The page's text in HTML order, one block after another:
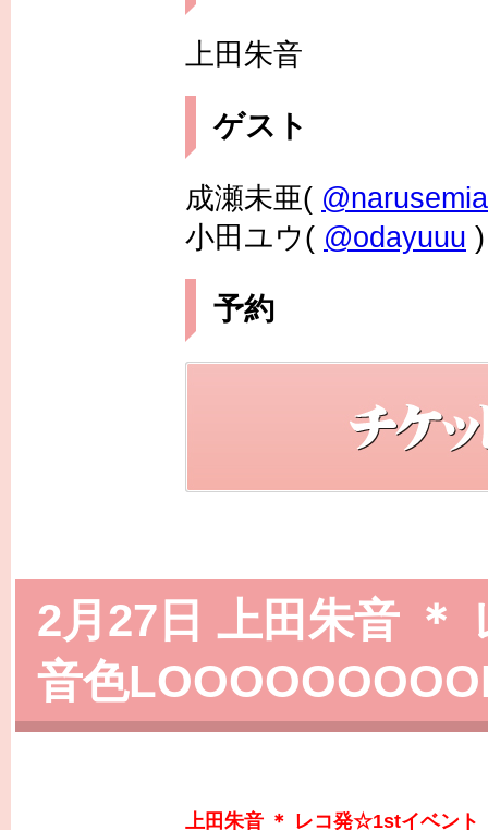
上田朱音
ゲスト
成瀬未亜( @narusemia
小田ユウ( @odayuuu )
予約
2月27日 上田朱音
音色
上田朱音 ＊ レコ発☆1stイベント